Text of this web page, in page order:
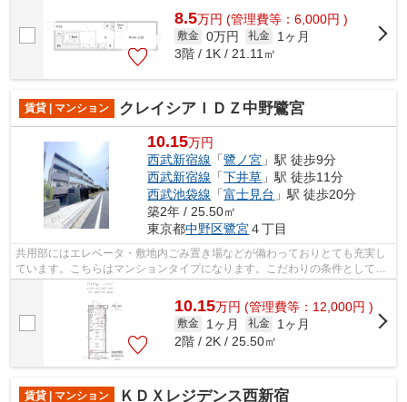
8.5万円 (管理費等：6,000円 )
敷金 0万円 礼金
1ヶ月
3階 / 1K / 21.11㎡
賃貸 | マンション クレイシアＩＤＺ中野鷺宮
10.15万円
西武新宿線 「鷺ノ宮 」駅 徒歩9分
西武新宿線 「下井草 」駅 徒歩11分
西武池袋線 「富士見台 」駅 徒歩20分
築2年 / 25.50㎡
東京都中野区鷺宮４丁目
共用部にはエレベータ・敷地内ごみ置き場などが備わっておりとても充実し
ています。こちらはマンションタイプになります。こだわりの条件として多
い、駅徒歩9分の物件です。風通しが良...
10.15万円 (管理費等：12,000円 )
敷金 1ヶ月 礼金
1ヶ月
2階 / 2K / 25.50㎡
賃貸 | マンション ＫＤＸレジデンス西新宿